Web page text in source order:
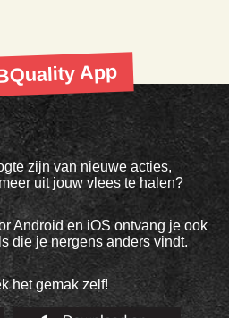
App
zijn van nieuwe acties,
uit jouw vlees te halen?
Android en iOS ontvang je ook
die je nergens anders vindt.
het gemak zelf!